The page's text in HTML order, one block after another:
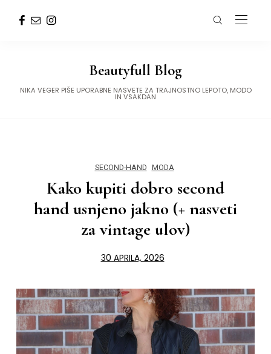
Beautyfull Blog
NIKA VEGER PIŠE UPORABNE NASVETE ZA TRAJNOSTNO LEPOTO, MODO
IN VSAKDAN
SECOND-HAND MODA
Kako kupiti dobro second
hand usnjeno jakno (+ nasveti
za vintage ulov)
30 APRILA, 2026